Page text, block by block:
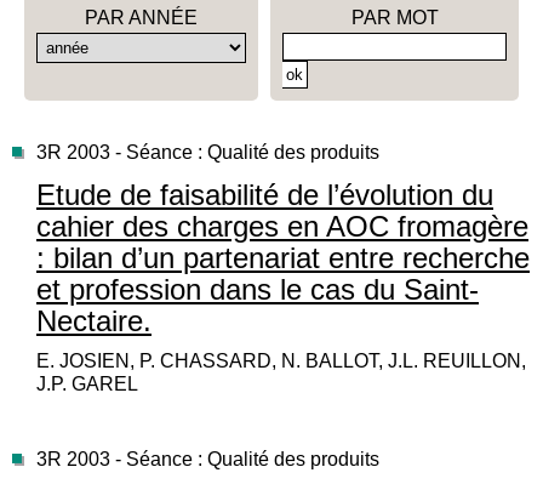
PAR ANNÉE PAR MOT
3R 2003 - Séance : Qualité des produits
Etude de faisabilité de l’évolution du
cahier des charges en AOC fromagère
: bilan d’un partenariat entre recherche
et profession dans le cas du Saint-
Nectaire.
E. JOSIEN, P. CHASSARD, N. BALLOT, J.L. REUILLON,
J.P. GAREL
3R 2003 - Séance : Qualité des produits